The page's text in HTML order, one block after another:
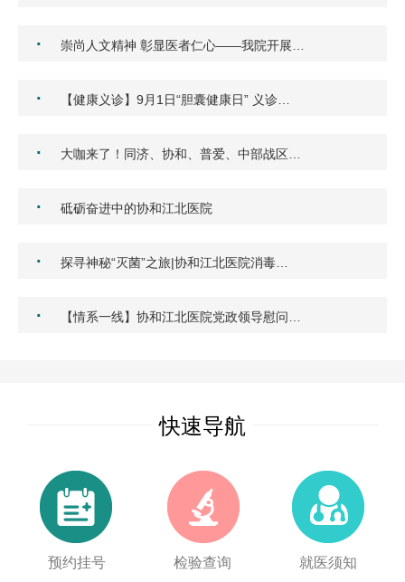
· 崇尚人文精神 彰显医者仁心——我院开展…
· 【健康义诊】9月1日“胆囊健康日” 义诊…
· 大咖来了！同济、协和、普爱、中部战区…
· 砥砺奋进中的协和江北医院
· 探寻神秘“灭菌”之旅|协和江北医院消毒…
· 【情系一线】协和江北医院党政领导慰问…
快速导航
预约挂号 检验查询 就医须知